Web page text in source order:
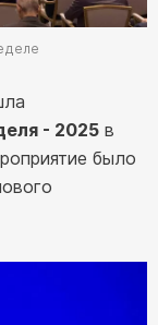
- 2025 в
было